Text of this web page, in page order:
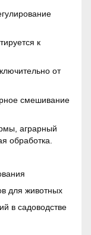
к
от
смешивание
аграрный
обработка.
для животных
в садоводстве